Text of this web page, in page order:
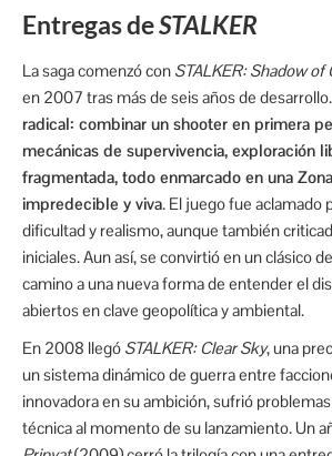
Entregas deSTALKER
La saga comenzó con STALKER: Shadow of
en 2007 tras más de seis años de desarrollo.
radical: combinar un shooter en primera
mecánicas de supervivencia, exploración
fragmentada, todo enmarcado en una
impredecible y viva. El juego fue aclamado
dificultad y realismo, aunque también
iniciales. Aun así, se convirtió en un clásico
camino a una nueva forma de entender el
abiertos en clave geopolítica y ambiental.
En 2008 llegó STALKER: Clear Sky, una
un sistema dinámico de guerra entre
innovadora en su ambición, sufrió
técnica al momento de su lanzamiento. Un